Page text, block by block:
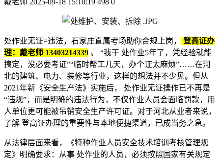
处作业无证=违法，石家庄直属考场助你合规上岗，
登高证办
理：戴老师 13403214339 。 “我干 处作业5年了，凭经验就能
搞定，没必要考证”“临时帮工几天，办个证太麻烦”……在河
北的建筑、电力、装修等行业，这样的想法并不少见。但从
2021年新《安全生产法》实施后， 处作业无证操作已不再是
“违规”，而是明确的违法行为，不仅作业人员会面临罚款，用
人单位更可能被吊销安全生产许可证。对于河北从业者来说，
了解 登高证办理的重要性与本地便捷渠道，已成当务之急。
从法律层面来看，《特种作业人员安全技术培训考核管理规
定》明确要求：从事 处作业的人员，必须按照国家有关规定